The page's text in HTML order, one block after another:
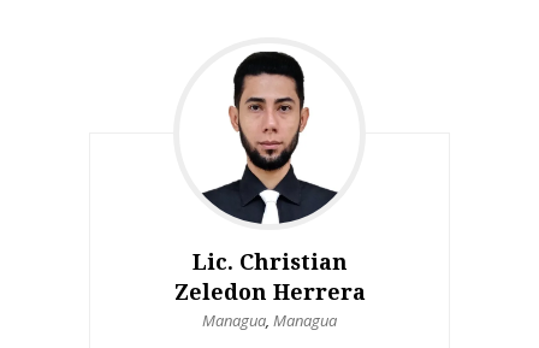
Lic. Christian
Zeledon Herrera
Managua, Managua